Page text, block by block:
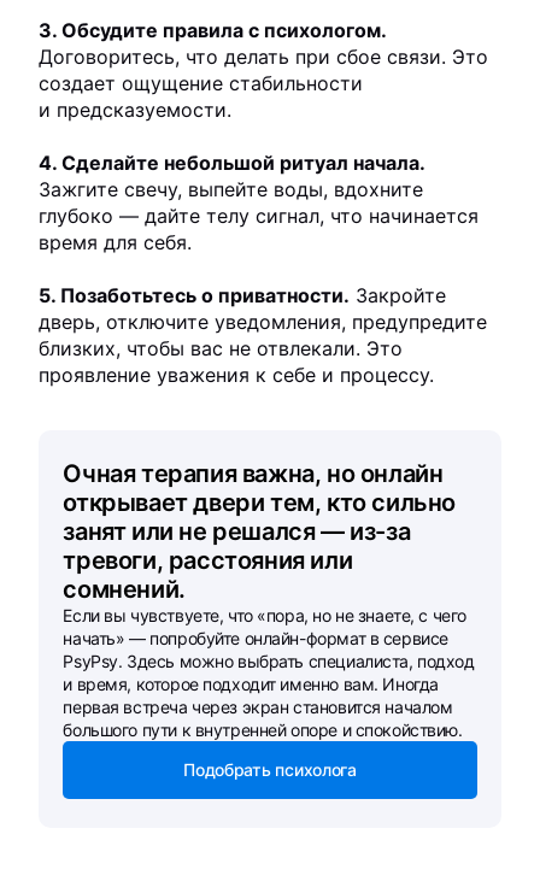
3. Обсудите правила с психологом.
Договоритесь, что делать при сбое связи. Это
создает ощущение стабильности
и предсказуемости.
4. Сделайте небольшой ритуал начала.
Зажгите свечу, выпейте воды, вдохните
глубоко — дайте телу сигнал, что начинается
время для себя.
5. Позаботьтесь о приватности. Закройте
дверь, отключите уведомления, предупредите
близких, чтобы вас не отвлекали. Это
проявление уважения к себе и процессу.
Очная терапия важна, но онлайн
открывает двери тем, кто сильно
занят или не решался — из-за
тревоги, расстояния или
сомнений.
Если вы чувствуете, что «пора, но не знаете, с чего
начать» — попробуйте онлайн-формат в сервисе
PsyPsy. Здесь можно выбрать специалиста, подход
и время, которое подходит именно вам. Иногда
первая встреча через экран становится началом
большого пути к внутренней опоре и спокойствию.
Подобрать психолога